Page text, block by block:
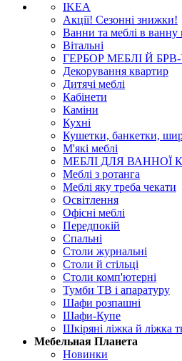
IKEA
Акції! Сезонні знижки!
Ванни та меблі в ванну
Вітальні
ГЕРБОР МЕБЛІ Й
Декорування квартир
Дитячі меблі
Кабінети
Каміни
Кухні
Кушетки, банкетки,
М'які меблі
МЕБЛІ ДЛЯ ВАННОЇ
Меблі з ротанга
Меблі яку треба чекати
Освітлення
Офісні меблі
Передпокій
Спальні
Столи журнальні
Столи й стільці
Столи комп'ютерні
Тумби ТВ і апаратуру
Шафи розпашні
Шафи-Купе
Шкіряні ліжка й ліжка
Мебельная Планета
Новинки